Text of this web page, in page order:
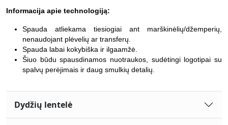
Informacija apie technologiją:
Spauda atliekama tiesiogiai ant marškinėlių/džemperių,
nenaudojant plėvelių ar transferų.
Spauda labai kokybiška ir ilgaamžė.
Šiuo būdu spausdinamos nuotraukos, sudėtingi logotipai su
spalvų perėjimais ir daug smulkių detalių.
Dydžių lentelė